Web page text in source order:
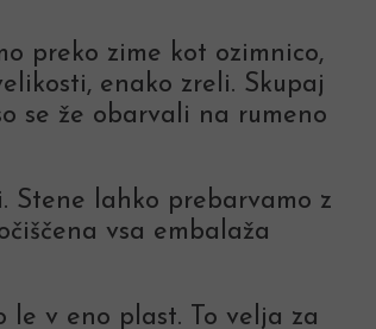
preko zime kot ozimnico,
enako zreli. Skupaj
se že obarvali na rumeno
Stene lahko prebarvamo z
vsa embalaža
le v eno plast. To velja za